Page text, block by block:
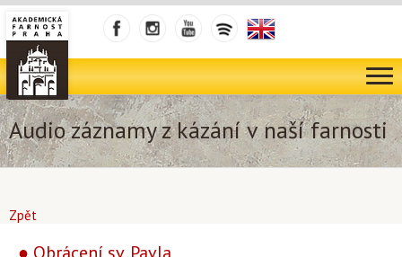
Audio záznamy z kázání v naší farnosti
Zpět